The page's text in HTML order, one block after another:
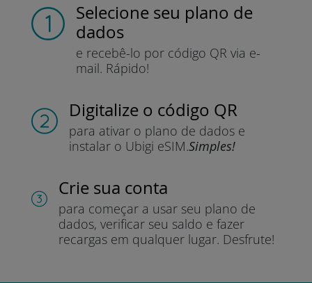
Selecione seu plano de
dados
e recebê-lo por código QR via e-
mail. Rápido!
Digitalize o código QR
para ativar o plano de dados e
instalar o Ubigi eSIM.Simples!
Crie sua conta
para começar a usar seu plano de
dados, verificar seu saldo e fazer
recargas em qualquer lugar. Desfrute!